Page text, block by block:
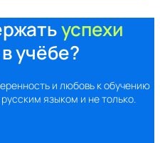
успехи
в учёбе?
и любовь к обучению
языком и не только.